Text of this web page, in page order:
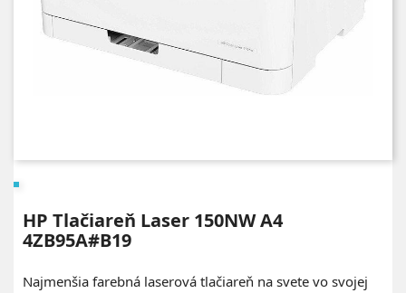
HP Tlačiareň Laser 150NW A4
4ZB95A#B19
Najmenšia farebná laserová tlačiareň na svete vo svojej